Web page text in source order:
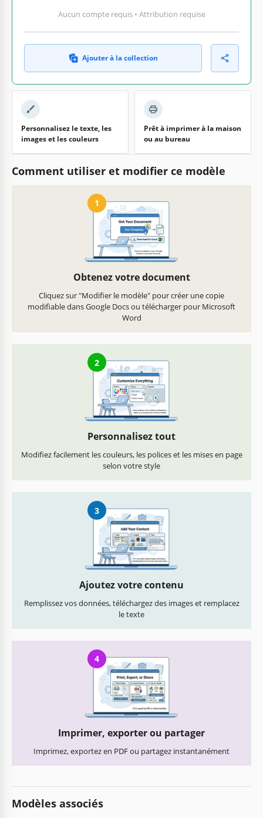
Aucun compte requis • Attribution requise
Ajouter à la collection
Personnalisez le texte, les
images et les couleurs
Prêt à imprimer à la maison
ou au bureau
Comment utiliser et modifier ce modèle
1
Obtenez votre document
Cliquez sur "Modifier le modèle" pour créer une copie
modifiable dans Google Docs ou télécharger pour Microsoft
Word
2
Personnalisez tout
Modifiez facilement les couleurs, les polices et les mises en page
selon votre style
3
Ajoutez votre contenu
Remplissez vos données, téléchargez des images et remplacez
le texte
4
Imprimer, exporter ou partager
Imprimez, exportez en PDF ou partagez instantanément
Modèles associés